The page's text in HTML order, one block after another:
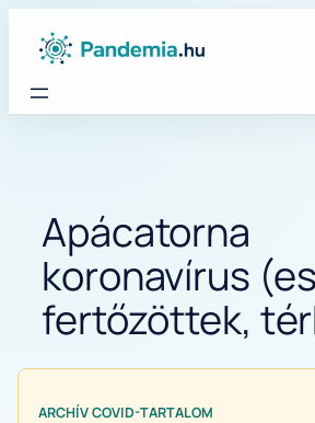
Apácatorna
koronavírus
fertőzöttek,
ARCHÍV COVID-TARTALOM